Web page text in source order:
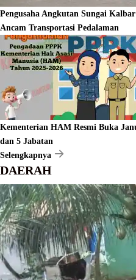
Pengusaha Angkutan Sungai
Ancam Transportasi Pedalaman
Kementerian HAM Resmi Buka
dan 5 Jabatan
Selengkapnya
DAERAH